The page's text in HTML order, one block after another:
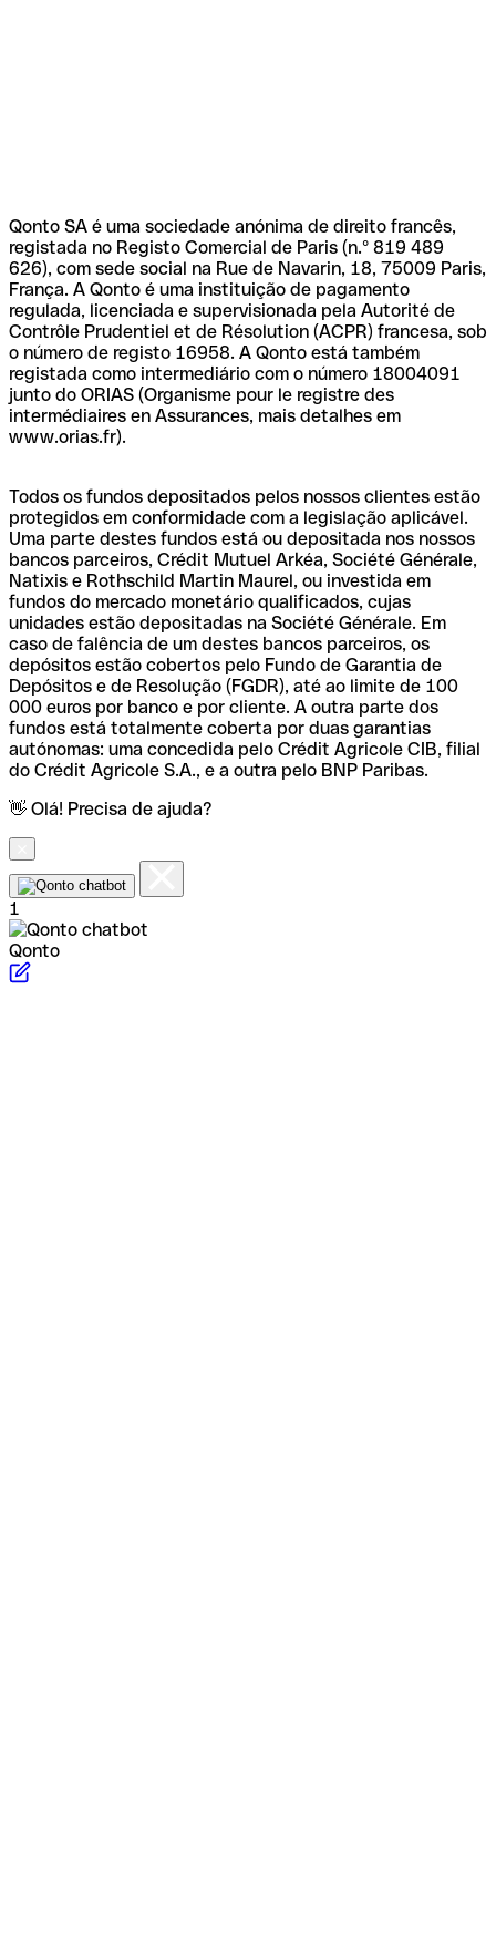
Qonto SA é uma sociedade anónima de direito francês,
registada no Registo Comercial de Paris (n.º 819 489
626), com sede social na Rue de Navarin, 18, 75009 Paris,
França. A Qonto é uma instituição de pagamento
regulada, licenciada e supervisionada pela Autorité de
Contrôle Prudentiel et de Résolution (ACPR) francesa, sob
o número de registo 16958. A Qonto está também
registada como intermediário com o número 18004091
junto do ORIAS (Organisme pour le registre des
intermédiaires en Assurances, mais detalhes em
www.orias.fr).
Todos os fundos depositados pelos nossos clientes estão
protegidos em conformidade com a legislação aplicável.
Uma parte destes fundos está ou depositada nos nossos
bancos parceiros, Crédit Mutuel Arkéa, Société Générale,
Natixis e Rothschild Martin Maurel, ou investida em
fundos do mercado monetário qualificados, cujas
unidades estão depositadas na Société Générale. Em
caso de falência de um destes bancos parceiros, os
depósitos estão cobertos pelo Fundo de Garantia de
Depósitos e de Resolução (FGDR), até ao limite de 100
000 euros por banco e por cliente. A outra parte dos
fundos está totalmente coberta por duas garantias
autónomas: uma concedida pelo Crédit Agricole CIB, filial
do Crédit Agricole S.A., e a outra pelo BNP Paribas.
👋 Olá! Precisa de ajuda?
1
Qonto